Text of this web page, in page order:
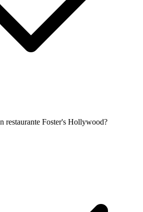
restaurante Foster's Hollywood?